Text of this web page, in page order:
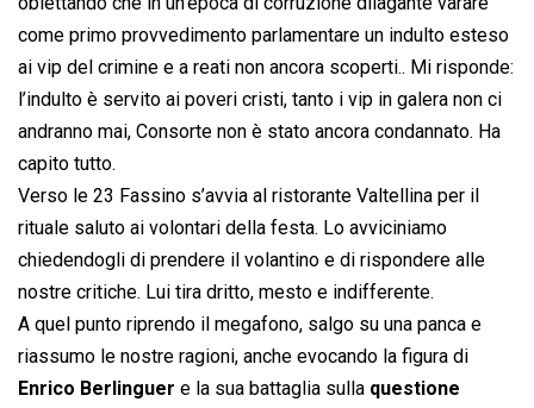
come primo provvedimento parlamentare un indulto esteso
ai vip del crimine e a reati non ancora scoperti.. Mi risponde:
l’indulto è servito ai poveri cristi, tanto i vip in galera non ci
andranno mai, Consorte non è stato ancora condannato. Ha
capito tutto.
Verso le 23 Fassino s’avvia al ristorante Valtellina per il
rituale saluto ai volontari della festa. Lo avviciniamo
chiedendogli di prendere il volantino e di rispondere alle
nostre critiche. Lui tira dritto, mesto e indifferente.
A quel punto riprendo il megafono, salgo su una panca e
riassumo le nostre ragioni, anche evocando la figura di
Enrico Berlinguer e la sua battaglia sulla questione